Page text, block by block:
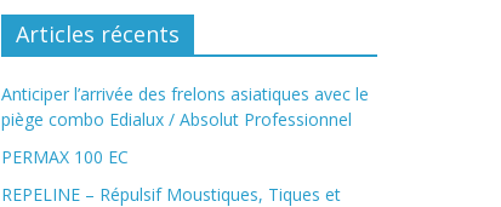
Articles récents
Anticiper l’arrivée des frelons asiatiques avec le
piège combo Edialux / Absolut Professionnel
PERMAX 100 EC
REPELINE – Répulsif Moustiques, Tiques et